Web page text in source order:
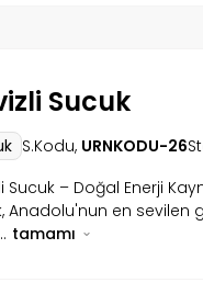
Sucuk
S.Kodu, URNKODU-26
Sucuk – Doğal Enerji
Anadolu'nun en sevilen
tamamı